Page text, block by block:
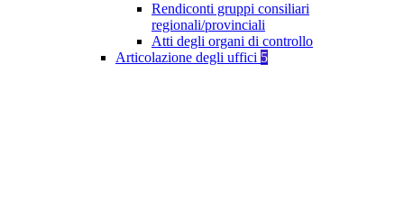
Rendiconti gruppi consiliari
regionali/provinciali
Atti degli organi di controllo
Articolazione degli uffici 5